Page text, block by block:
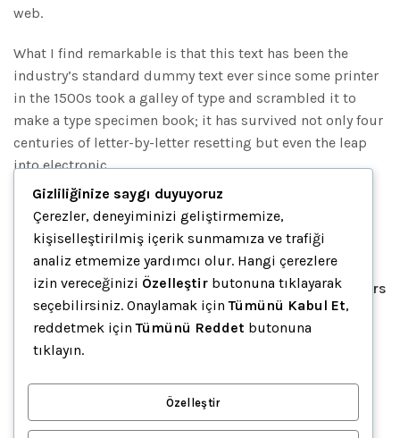
web.
What I find remarkable is that this text has been the
industry’s standard dummy text ever since some printer
in the 1500s took a galley of type and scrambled it to
make a type specimen book; it has survived not only four
centuries of letter-by-letter resetting but even the leap
into electronic.
Hewlett Packard Filters
Gizliliğinize saygı duyuyoruz
Çerezler, deneyiminizi geliştirmemize,
kişiselleştirilmiş içerik sunmamıza ve trafiği
analiz etmemize yardımcı olur. Hangi çerezlere
izin vereceğinizi Özelleştir butonuna tıklayarak
seçebilirsiniz. Onaylamak içinTümünü Kabul Et,
reddetmek içinTümünü Reddet butonuna
tıklayın.
Özelleştir